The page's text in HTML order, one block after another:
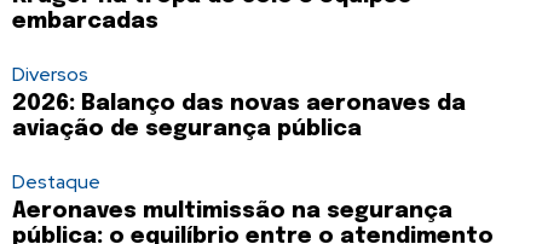
embarcadas
Diversos
2026: Balanço das novas aeronaves da
aviação de segurança pública
Destaque
Aeronaves multimissão na segurança
pública: o equilíbrio entre o atendimento